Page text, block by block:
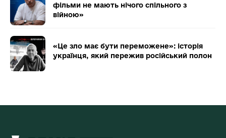
фільми не мають нічого спільного з
війною»
«Це зло має бути переможене»: історія
українця, який пережив російський полон